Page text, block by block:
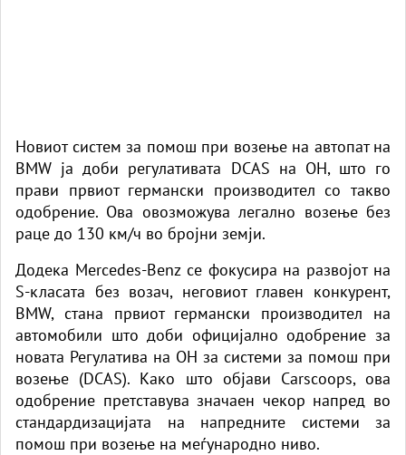
Новиот систем за помош при возење на автопат на
BMW ја доби регулативата DCAS на ОН, што го
прави првиот германски производител со такво
одобрение. Ова овозможува легално возење без
раце до 130 км/ч во бројни земји.
Додека Mercedes-Benz се фокусира на развојот на
S-класата без возач, неговиот главен конкурент,
BMW, стана првиот германски производител на
автомобили што доби официјално одобрение за
новата Регулатива на ОН за системи за помош при
возење (DCAS). Како што објави Carscoops, ова
одобрение претставува значаен чекор напред во
стандардизацијата на напредните системи за
помош при возење на меѓународно ниво.